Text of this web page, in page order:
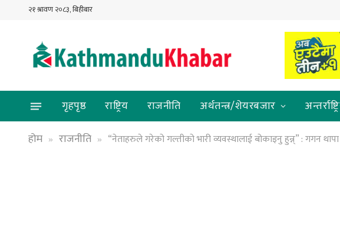
२१ श्रावण २०८३, बिहीबार
गृहपृष्ठ राष्ट्रिय राजनीति अर्थतन्त्र/शेयरबजार
होम
» राजनीति » “नेताहरुले गरेको गल्तीको भारी व्यवस्थालाई बोकाइनु हुन्न्” : गगन थापा